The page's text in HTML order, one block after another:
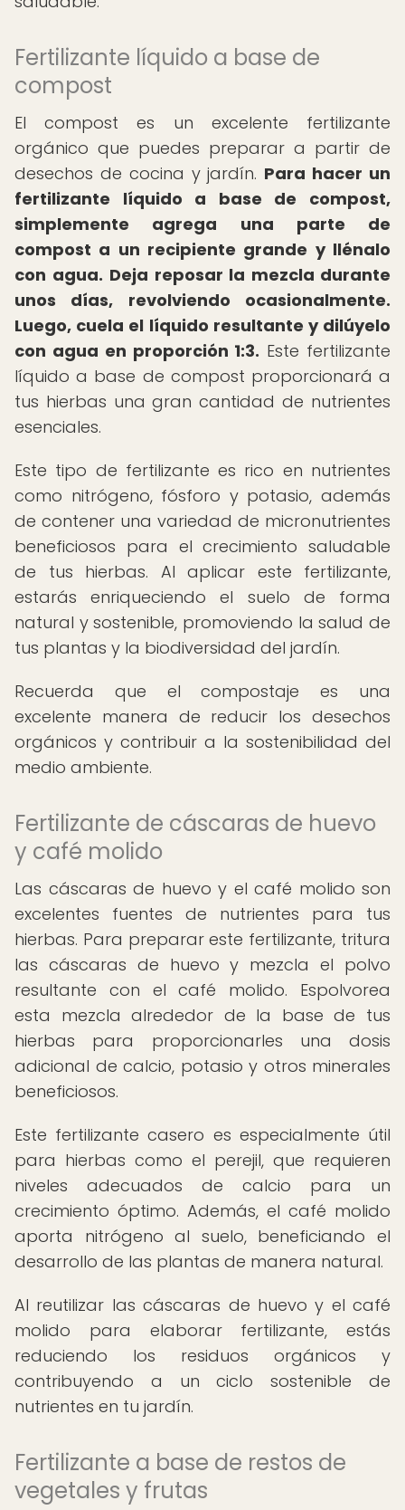
Fertilizante líquido a base de
compost
El compost es un excelente fertilizante
orgánico que puedes preparar a partir de
desechos de cocina y jardín. Para hacer un
fertilizante líquido a base de compost,
simplemente agrega una parte de
compost a un recipiente grande y llénalo
con agua. Deja reposar la mezcla durante
unos días, revolviendo ocasionalmente.
Luego, cuela el líquido resultante y dilúyelo
con agua en proporción 1:3. Este fertilizante
líquido a base de compost proporcionará a
tus hierbas una gran cantidad de nutrientes
esenciales.
Este tipo de fertilizante es rico en nutrientes
como nitrógeno, fósforo y potasio, además
de contener una variedad de micronutrientes
beneficiosos para el crecimiento saludable
de tus hierbas. Al aplicar este fertilizante,
estarás enriqueciendo el suelo de forma
natural y sostenible, promoviendo la salud de
tus plantas y la biodiversidad del jardín.
Recuerda que el compostaje es una
excelente manera de reducir los desechos
orgánicos y contribuir a la sostenibilidad del
medio ambiente.
Fertilizante de cáscaras de huevo
y café molido
Las cáscaras de huevo y el café molido son
excelentes fuentes de nutrientes para tus
hierbas. Para preparar este fertilizante, tritura
las cáscaras de huevo y mezcla el polvo
resultante con el café molido. Espolvorea
esta mezcla alrededor de la base de tus
hierbas para proporcionarles una dosis
adicional de calcio, potasio y otros minerales
beneficiosos.
Este fertilizante casero es especialmente útil
para hierbas como el perejil, que requieren
niveles adecuados de calcio para un
crecimiento óptimo. Además, el café molido
aporta nitrógeno al suelo, beneficiando el
desarrollo de las plantas de manera natural.
Al reutilizar las cáscaras de huevo y el café
molido para elaborar fertilizante, estás
reduciendo los residuos orgánicos y
contribuyendo a un ciclo sostenible de
nutrientes en tu jardín.
Fertilizante a base de restos de
vegetales y frutas